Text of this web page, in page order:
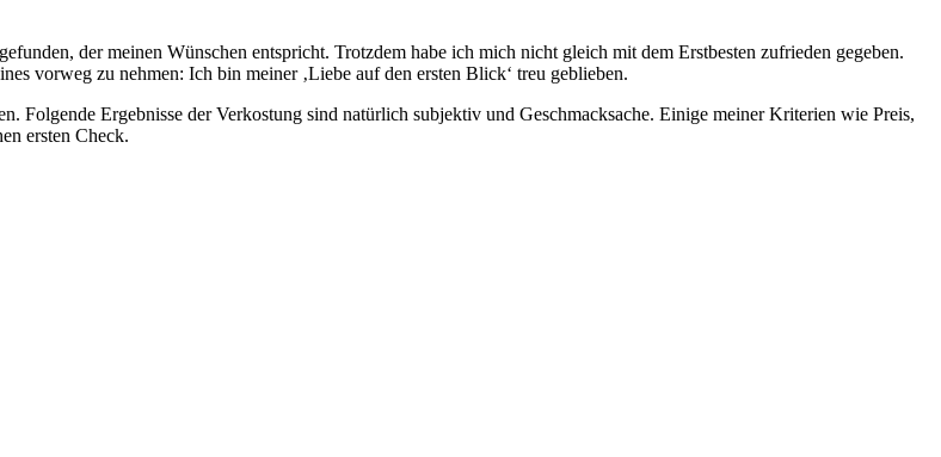
der meinen Wünschen entspricht. Trotzdem habe ich mich nicht gleich mit dem Erstbesten zufrieden gegeben.
vorweg zu nehmen: Ich bin meiner ‚Liebe auf den ersten Blick‘ treu geblieben.
Folgende Ergebnisse der Verkostung sind natürlich subjektiv und Geschmacksache. Einige meiner Kriterien wie Preis,
ersten Check.